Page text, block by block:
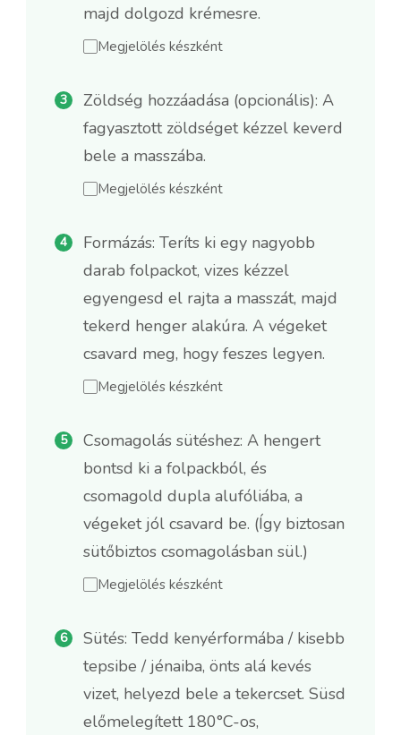
majd dolgozd krémesre.
Megjelölés készként
Zöldség hozzáadása (opcionális): A
fagyasztott zöldséget kézzel keverd
bele a masszába.
Megjelölés készként
Formázás: Teríts ki egy nagyobb
darab folpackot, vizes kézzel
egyengesd el rajta a masszát, majd
tekerd henger alakúra. A végeket
csavard meg, hogy feszes legyen.
Megjelölés készként
Csomagolás sütéshez: A hengert
bontsd ki a folpackból, és
csomagold dupla alufóliába, a
végeket jól csavard be. (Így biztosan
sütőbiztos csomagolásban sül.)
Megjelölés készként
Sütés: Tedd kenyérformába / kisebb
tepsibe / jénaiba, önts alá kevés
vizet, helyezd bele a tekercset. Süsd
előmelegített 180°C-os,